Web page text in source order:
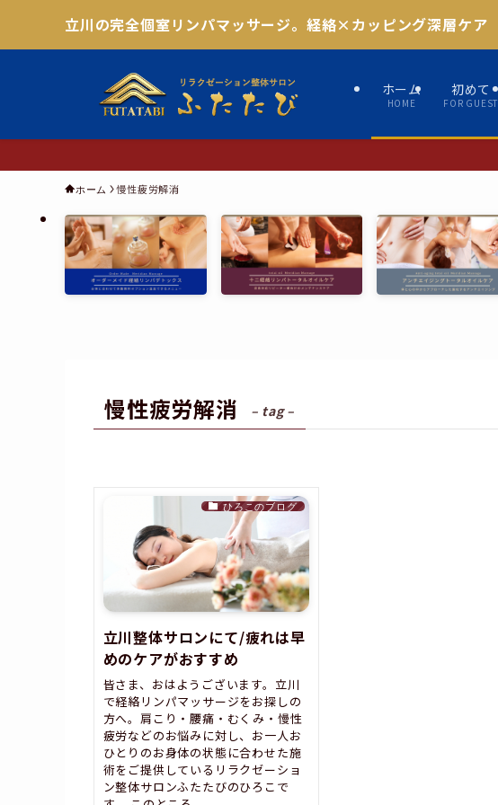
立川の完全個室リンパマッサージ。経絡×カッピング深層ケア
ホーム
HOME
初めて
FOR GUEST
ホーム 慢性疲労解消
慢性疲労解消 – tag –
ひろこのブログ
立川整体サロンにて/疲れは早
めのケアがおすすめ
皆さま、おはようございます。立川
で経絡リンパマッサージをお探しの
方へ。肩こり・腰痛・むくみ・慢性
疲労などのお悩みに対し、お一人お
ひとりのお身体の状態に合わせた施
術をご提供しているリラクゼーショ
ン整体サロンふたたびのひろこで